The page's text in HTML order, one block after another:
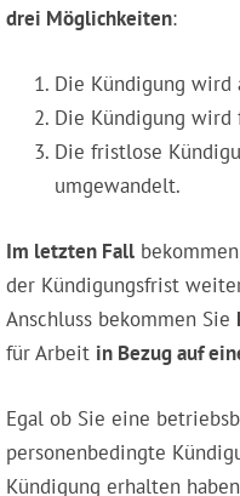
drei Möglichkeiten:
Die Kündigung wird
Die Kündigung wird
Die fristlose
umgewandelt.
Im letzten Fall
der Kündigungsfrist
Anschluss bekommen Sie
für Arbeit in Bezug auf
Egal ob Sie eine
personenbedingte
Kündigung erhalten